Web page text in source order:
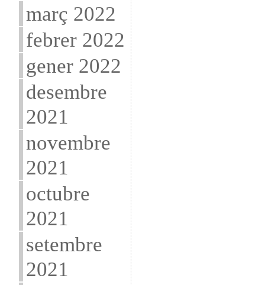
març 2022
febrer 2022
gener 2022
desembre
2021
novembre
2021
octubre
2021
setembre
2021